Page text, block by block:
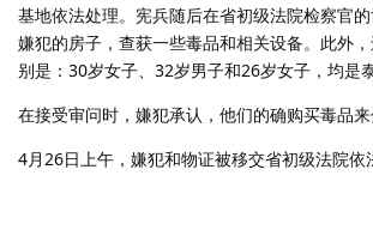
基地依法处理。宪兵随后在省初级法院检察官
嫌犯的房子，查获一些毒品和相关设备。此外
别是：30岁女子、32岁男子和26岁女子，均是泰
在接受审问时，嫌犯承认，他们的确购买毒品来
4月26日上午，嫌犯和物证被移交省初级法院依